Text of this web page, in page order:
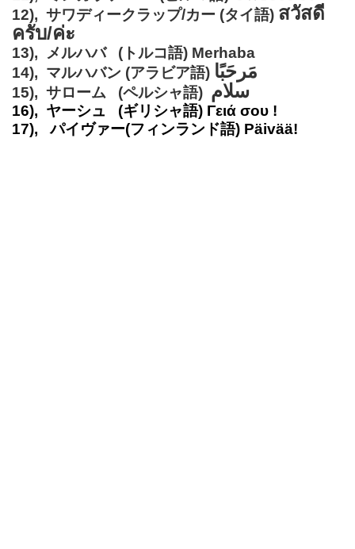
12), サワディークラップ/カー (タイ語) สวัสดี
ครับ/ค่ะ
13), メルハバ (トルコ語) Merhaba
14), マルハバン (アラビア語) مَرحَبًا
15), サローム (ペルシャ語) سلام
16), ヤーシュ (ギリシャ語) Γειά σου !
17), パイヴァー(フィンランド語) Päivää!